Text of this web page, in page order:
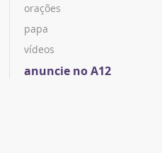
orações
papa
vídeos
anuncie no A12